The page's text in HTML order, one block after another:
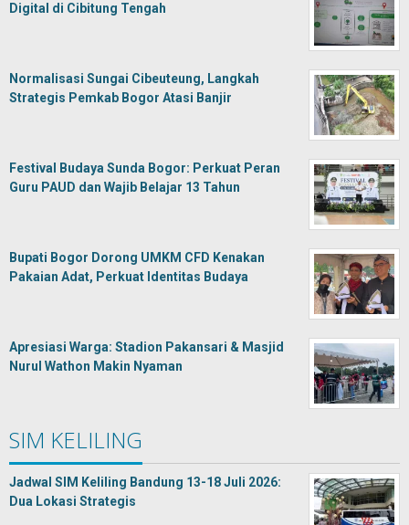
Digital di Cibitung Tengah
Normalisasi Sungai Cibeuteung, Langkah
Strategis Pemkab Bogor Atasi Banjir
Festival Budaya Sunda Bogor: Perkuat Peran
Guru PAUD dan Wajib Belajar 13 Tahun
Bupati Bogor Dorong UMKM CFD Kenakan
Pakaian Adat, Perkuat Identitas Budaya
Apresiasi Warga: Stadion Pakansari & Masjid
Nurul Wathon Makin Nyaman
SIM KELILING
Jadwal SIM Keliling Bandung 13-18 Juli 2026:
Dua Lokasi Strategis